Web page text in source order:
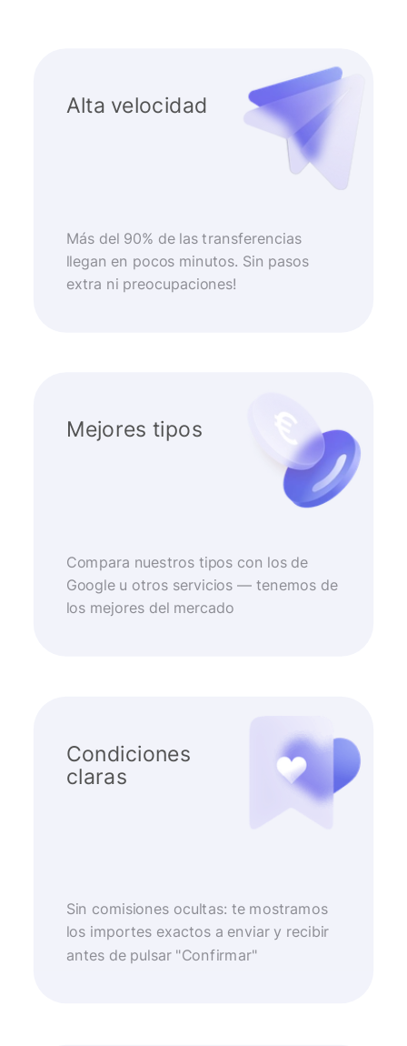
Alta velocidad
Más del 90% de las transferencias
llegan en pocos minutos. Sin pasos
extra ni preocupaciones!
Mejores tipos
Compara nuestros tipos con los de
Google u otros servicios — tenemos de
los mejores del mercado
Condiciones
claras
Sin comisiones ocultas: te mostramos
los importes exactos a enviar y recibir
antes de pulsar "Confirmar"